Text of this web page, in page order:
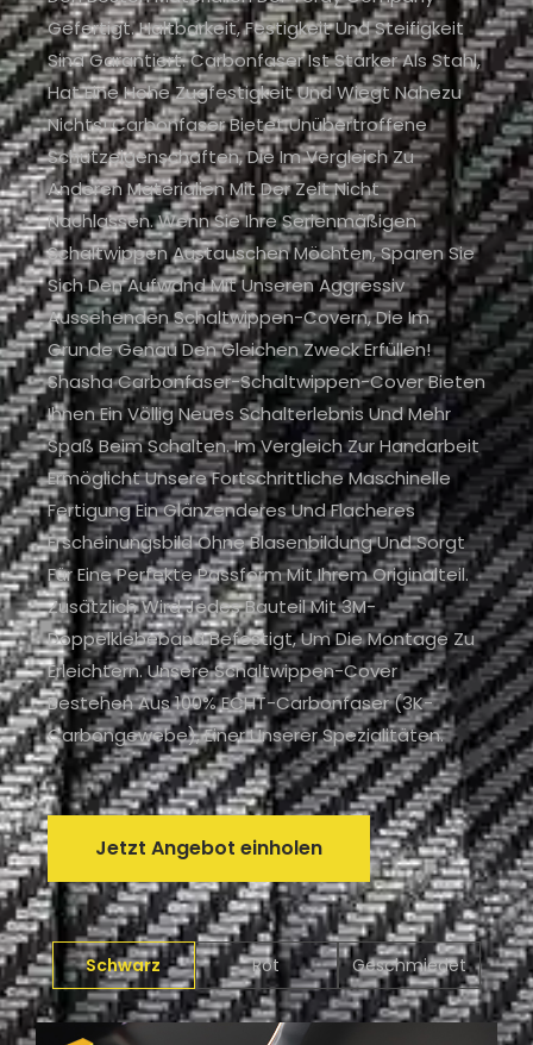
Gefertigt. Haltbarkeit, Festigkeit Und Steifigkeit
Sind Garantiert. Carbonfaser Ist Stärker Als Stahl,
Hat Eine Hohe Zugfestigkeit Und Wiegt Nahezu
Nichts! Carbonfaser Bietet Unübertroffene
Schutzeigenschaften, Die Im Vergleich Zu
Anderen Materialien Mit Der Zeit Nicht
Nachlassen. Wenn Sie Ihre Serienmäßigen
Schaltwippen Austauschen Möchten, Sparen Sie
Sich Den Aufwand Mit Unseren Aggressiv
Aussehenden Schaltwippen-Covern, Die Im
Grunde Genau Den Gleichen Zweck Erfüllen!
Shasha Carbonfaser-Schaltwippen-Cover Bieten
Ihnen Ein Völlig Neues Schalterlebnis Und Mehr
Spaß Beim Schalten. Im Vergleich Zur Handarbeit
Ermöglicht Unsere Fortschrittliche Maschinelle
Fertigung Ein Glänzenderes Und Flacheres
Erscheinungsbild Ohne Blasenbildung Und Sorgt
Für Eine Perfekte Passform Mit Ihrem Originalteil.
Zusätzlich Wird Jedes Bauteil Mit 3M-
Doppelklebeband Befestigt, Um Die Montage Zu
Erleichtern. Unsere Schaltwippen-Cover
Bestehen Aus 100% ECHT-Carbonfaser (3K-
Carbongewebe), Einer Unserer Spezialitäten.
Jetzt Angebot einholen
Schwarz Rot Geschmiedet